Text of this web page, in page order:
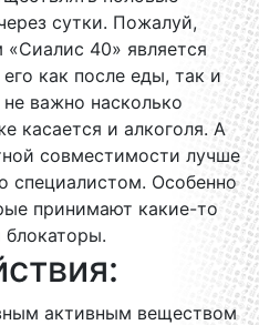
сутки. Пожалуй,
40» является
как после еды, так и
важно насколько
касается и алкоголя. А
совместимости лучше
специалистом. Особенно
принимают какие-то
активным веществом